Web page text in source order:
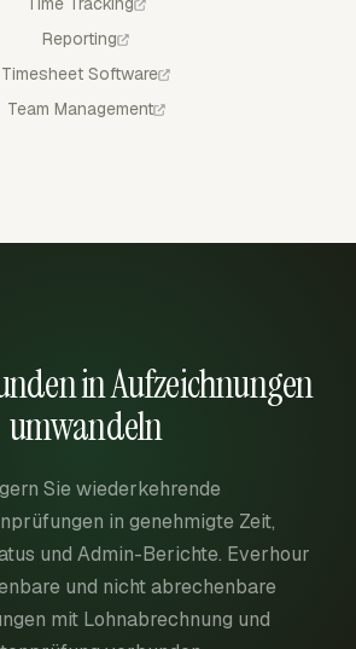
Reporting
Timesheet Software
Team Management
in Aufzeichnungen
umwandeln
Sie wiederkehrende
in genehmigte Zeit,
und Admin-Berichte. Everhour
und nicht abrechenbare
mit Lohnabrechnung und